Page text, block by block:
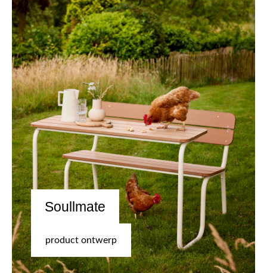
Soullmate
product ontwerp